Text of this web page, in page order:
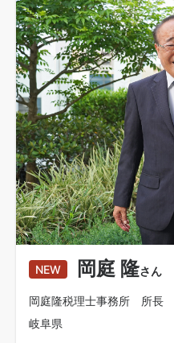
NEW 岡庭 隆さん
岡庭隆税理士事務所 所長
岐阜県